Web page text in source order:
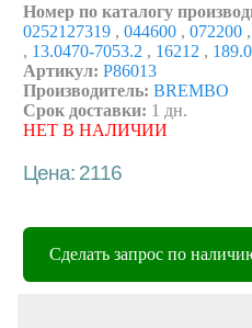
Номер по каталогу
0252127319 , 044600 , 072200 ,
, 13.0470-7053.2 , 16212 , 189.0
Артикул: P86013
Производитель: BREMBO
Срок доставки: 1 дн.
НЕТ В НАЛИЧИИ
Цена: 2116
Сделать запрос по